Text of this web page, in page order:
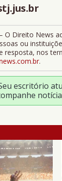
O Direito News
ou
resposta, nos
.
escritório